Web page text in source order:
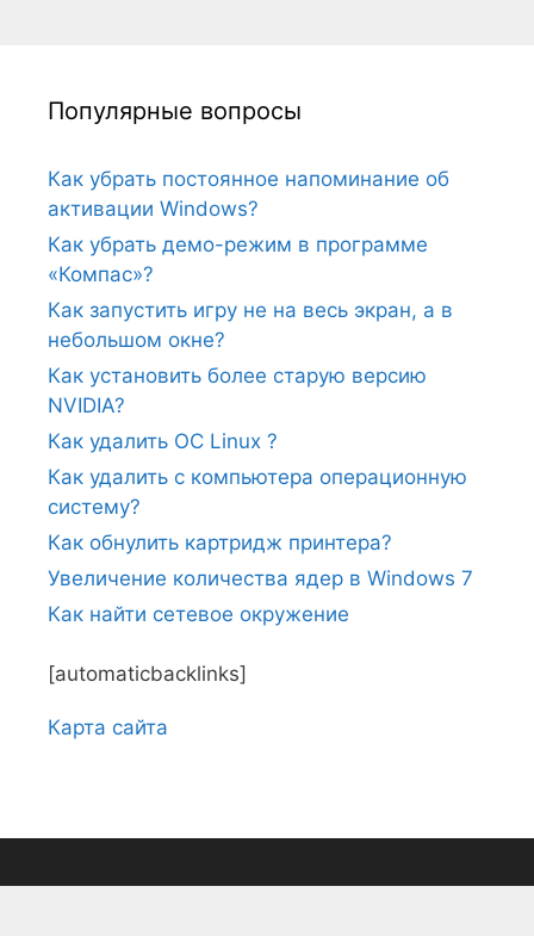
Популярные вопросы
Как убрать постоянное напоминание об
активации Windows?
Как убрать демо-режим в программе
«Компас»?
Как запустить игру не на весь экран, а в
небольшом окне?
Как установить более старую версию
NVIDIA?
Как удалить ОС Linux ?
Как удалить с компьютера операционную
систему?
Как обнулить картридж принтера?
Увеличение количества ядер в Windows 7
Как найти сетевое окружение
[automaticbacklinks]
Карта сайтa